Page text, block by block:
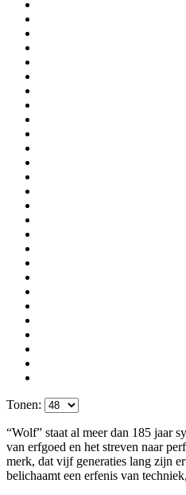
Tonen:
“Wolf” staat al meer dan 185 jaar
van erfgoed en het streven naar
merk, dat vijf generaties lang zijn
belichaamt een erfenis van